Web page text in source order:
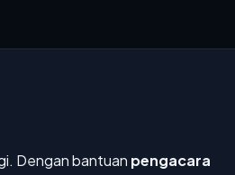
Dengan bantuan pengacara